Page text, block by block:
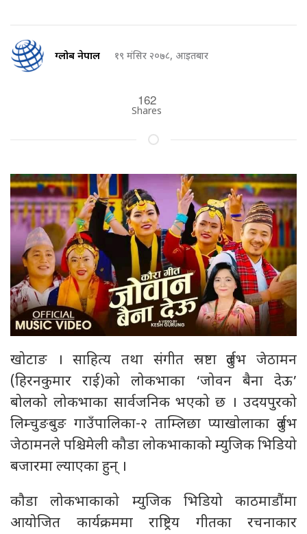
ग्लोब नेपाल १९ मंसिर २०७८, आइतबार
162
Shares
खोटाङ । साहित्य तथा संगीत स्रष्टा दुर्लभ जेठामन
(हिरनकुमार राई)को लोकभाका ‘जोवन बैना देऊ’
बोलको लोकभाका सार्वजनिक भएको छ । उदयपुरको
लिम्चुङबुङ गाउँपालिका-२ ताम्लिछा प्याखोलाका दुर्लभ
जेठामनले पश्चिमेली कौडा लोकभाकाको म्युजिक भिडियो
बजारमा ल्याएका हुन् ।
कौडा लोकभाकाको म्युजिक भिडियो काठमाडाैंमा
आयोजित कार्यक्रममा राष्ट्रिय गीतका रचनाकार